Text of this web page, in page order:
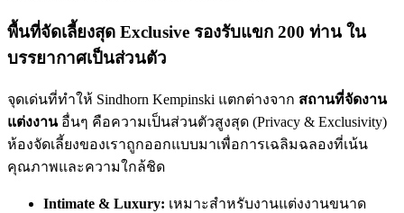
พื้นที่จัดเลี้ยงสุด Exclusive รองรับแขก 200 ท่าน ใน
บรรยากาศเป็นส่วนตัว
จุดเด่นที่ทำให้ Sindhorn Kempinski แตกต่างจาก สถานที่จัดงาน
แต่งงานอื่นๆ คือความเป็นส่วนตัวสูงสุด (Privacy & Exclusivity)
ห้องจัดเลี้ยงของเราถูกออกแบบมาเพื่อการเฉลิมฉลองที่เน้น
คุณภาพและความใกล้ชิด
Intimate & Luxury: เหมาะสำหรับงานแต่งงานขนาด